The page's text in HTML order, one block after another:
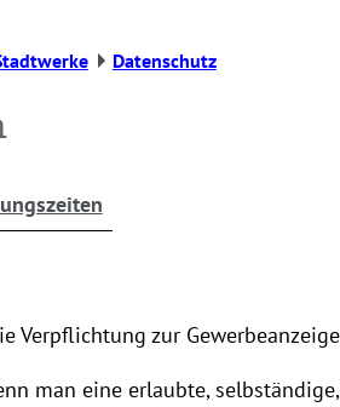
Datenschutz
Verpflichtung zur
man eine erlaubte,